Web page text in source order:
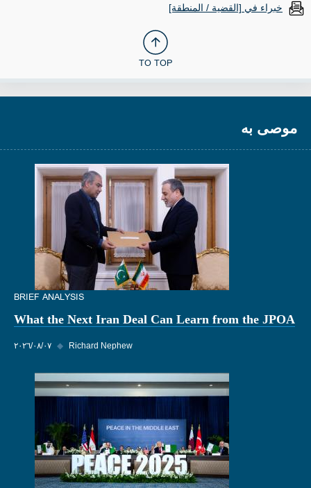
خبراء في [القضية / المنطقة]
TO TOP
موصى به
BRIEF ANALYSIS
What the Next Iran Deal Can Learn from the JPOA
٠٧‏/٠٨‏/٢٠٢٦ ◆ Richard Nephew